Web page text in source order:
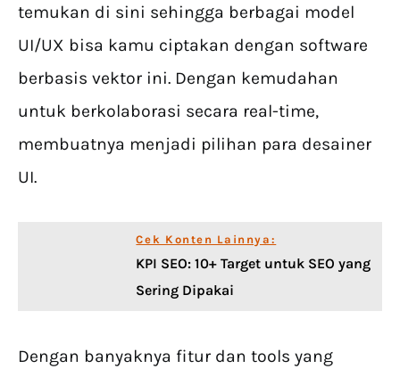
temukan di sini sehingga berbagai model
UI/UX bisa kamu ciptakan dengan software
berbasis vektor ini. Dengan kemudahan
untuk berkolaborasi secara real-time,
membuatnya menjadi pilihan para desainer
UI.
Cek Konten Lainnya:
KPI SEO: 10+ Target untuk SEO yang
Sering Dipakai
Dengan banyaknya fitur dan tools yang